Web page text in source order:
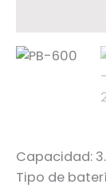
Capacidad:
Tipo de